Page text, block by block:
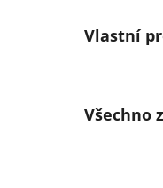
Vlastní
Všechno